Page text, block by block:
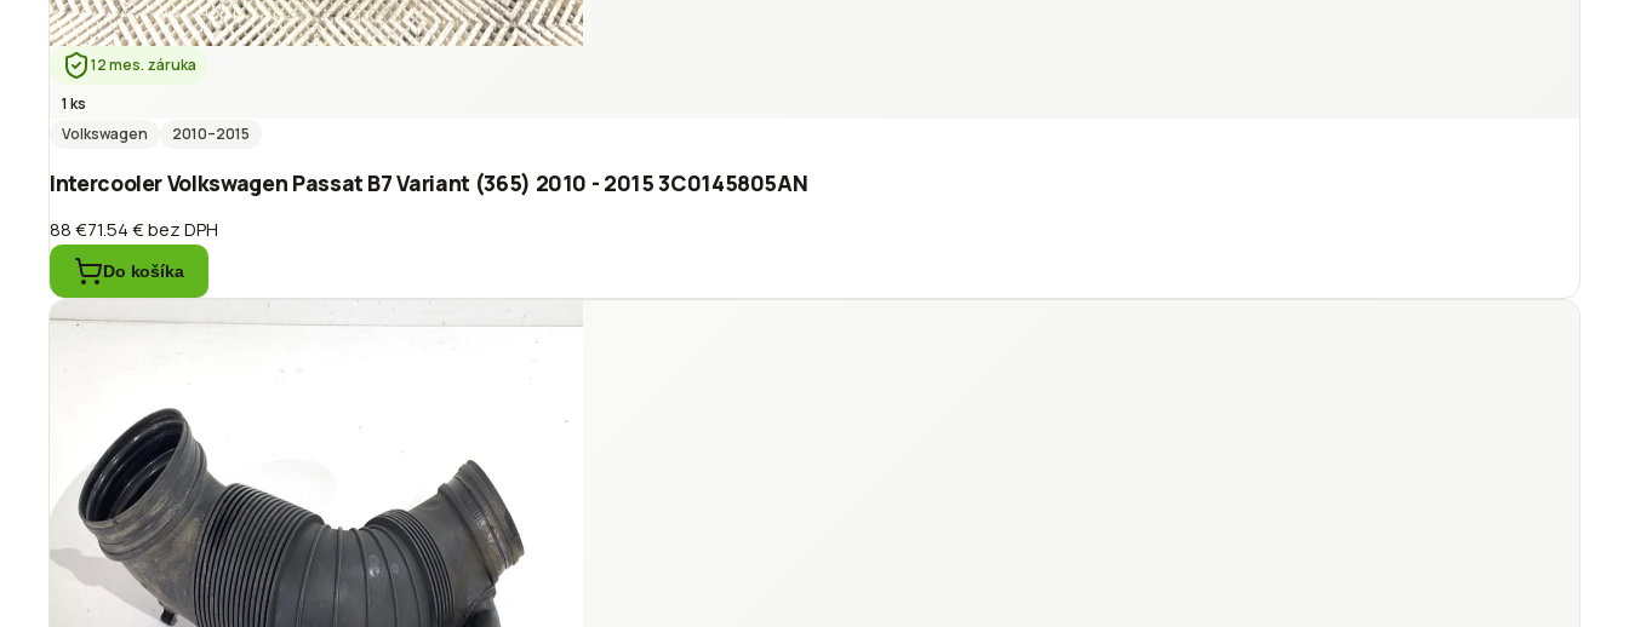
12 mes. záruka
1 ks
Volkswagen
2010–2015
Intercooler Volkswagen Passat B7 Variant (365) 2010 - 2015 3C0145805AN
88 €71.54 €bez DPH
Do košíka